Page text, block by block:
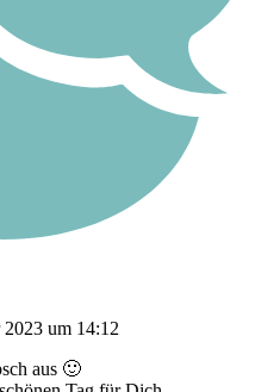
um 14:12
aus 🙂